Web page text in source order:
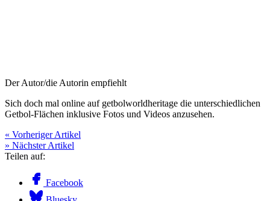
Der Autor/die Autorin empfiehlt
Sich doch mal online auf getbolworldheritage die unterschiedlichen
Getbol-Flächen inklusive Fotos und Videos anzusehen.
« Vorheriger Artikel
» Nächster Artikel
Teilen auf:
Facebook